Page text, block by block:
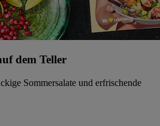
dem Teller
Sommersalate und erfrischende